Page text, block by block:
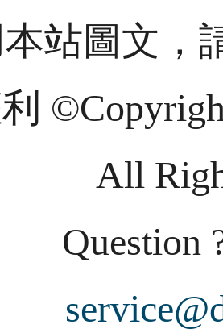
站圖文，
All
Question